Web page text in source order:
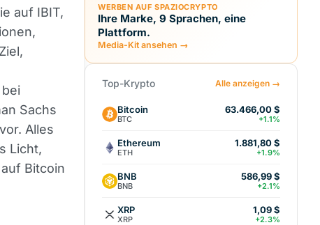
auf IBIT,
Sachs
Alles
Licht,
Bitcoin
WERBEN AUF SPAZIOCRYPTO
Ihre Marke, 9 Sprachen, eine
Plattform.
Media-Kit ansehen →
Top-Krypto Alle anzeigen →
Bitcoin
BTC
63.466,00 $
+1.1%
Ethereum
ETH
1.881,80 $
+1.9%
BNB
BNB
586,99 $
+2.1%
XRP
XRP
1,09 $
+2.3%